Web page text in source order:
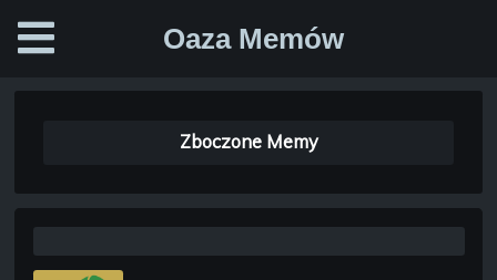
Oaza Memów
Zboczone Memy